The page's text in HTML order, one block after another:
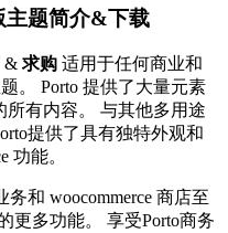
主题简介&下载
& 求购 适用于任何商业和
题。 Porto 提供了大量元素
有内容。 与其他多用途
提供了具有独特外观和
功能。
和 woocommerce 商店至
更多功能。 享受Porto商务